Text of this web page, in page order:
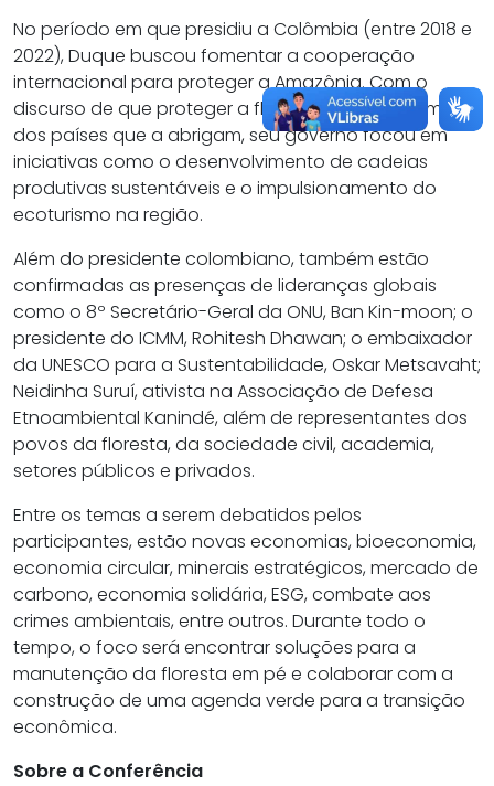
No período em que presidiu a Colômbia (entre 2018 e
2022), Duque buscou fomentar a cooperação
internacional para proteger a Amazônia. Com o
discurso de que proteger a floresta é um dever moral
dos países que a abrigam, seu governo focou em
iniciativas como o desenvolvimento de cadeias
produtivas sustentáveis e o impulsionamento do
ecoturismo na região.
Além do presidente colombiano, também estão
confirmadas as presenças de lideranças globais
como o 8º Secretário-Geral da ONU, Ban Kin-moon; o
presidente do ICMM, Rohitesh Dhawan; o embaixador
da UNESCO para a Sustentabilidade, Oskar Metsavaht;
Neidinha Suruí, ativista na Associação de Defesa
Etnoambiental Kanindé, além de representantes dos
povos da floresta, da sociedade civil, academia,
setores públicos e privados.
Entre os temas a serem debatidos pelos
participantes, estão novas economias, bioeconomia,
economia circular, minerais estratégicos, mercado de
carbono, economia solidária, ESG, combate aos
crimes ambientais, entre outros. Durante todo o
tempo, o foco será encontrar soluções para a
manutenção da floresta em pé e colaborar com a
construção de uma agenda verde para a transição
econômica.
Sobre a Conferência